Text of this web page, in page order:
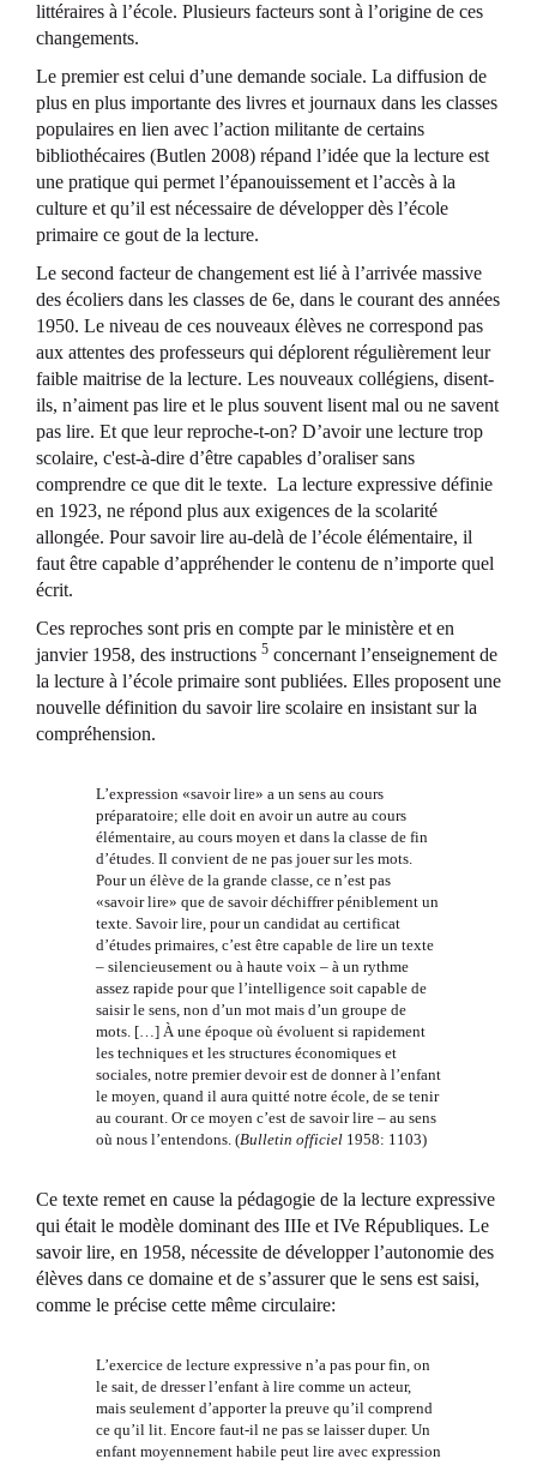
littéraires à l’école. Plusieurs facteurs sont à l’origine de ces
changements.
Le premier est celui d’une demande sociale. La diffusion de
plus en plus importante des livres et journaux dans les classes
populaires en lien avec l’action militante de certains
bibliothécaires (Butlen 2008) répand l’idée que la lecture est
une pratique qui permet l’épanouissement et l’accès à la
culture et qu’il est nécessaire de développer dès l’école
primaire ce gout de la lecture.
Le second facteur de changement est lié à l’arrivée massive
des écoliers dans les classes de 6e, dans le courant des années
1950. Le niveau de ces nouveaux élèves ne correspond pas
aux attentes des professeurs qui déplorent régulièrement leur
faible maitrise de la lecture. Les nouveaux collégiens, disent-
ils, n’aiment pas lire et le plus souvent lisent mal ou ne savent
pas lire. Et que leur reproche-t-on? D’avoir une lecture trop
scolaire, c'est-à-dire d’être capables d’oraliser sans
comprendre ce que dit le texte. La lecture expressive définie
en 1923, ne répond plus aux exigences de la scolarité
allongée. Pour savoir lire au-delà de l’école élémentaire, il
faut être capable d’appréhender le contenu de n’importe quel
écrit.
Ces reproches sont pris en compte par le ministère et en
janvier 1958, des instructions 5 concernant l’enseignement de
la lecture à l’école primaire sont publiées. Elles proposent une
nouvelle définition du savoir lire scolaire en insistant sur la
compréhension.
L’expression «savoir lire» a un sens au cours
préparatoire; elle doit en avoir un autre au cours
élémentaire, au cours moyen et dans la classe de fin
d’études. Il convient de ne pas jouer sur les mots.
Pour un élève de la grande classe, ce n’est pas
«savoir lire» que de savoir déchiffrer péniblement un
texte. Savoir lire, pour un candidat au certificat
d’études primaires, c’est être capable de lire un texte
– silencieusement ou à haute voix – à un rythme
assez rapide pour que l’intelligence soit capable de
saisir le sens, non d’un mot mais d’un groupe de
mots. […] À une époque où évoluent si rapidement
les techniques et les structures économiques et
sociales, notre premier devoir est de donner à l’enfant
le moyen, quand il aura quitté notre école, de se tenir
au courant. Or ce moyen c’est de savoir lire – au sens
où nous l’entendons. (Bulletin officiel 1958: 1103)
Ce texte remet en cause la pédagogie de la lecture expressive
qui était le modèle dominant des IIIe et IVe Républiques. Le
savoir lire, en 1958, nécessite de développer l’autonomie des
élèves dans ce domaine et de s’assurer que le sens est saisi,
comme le précise cette même circulaire:
L’exercice de lecture expressive n’a pas pour fin, on
le sait, de dresser l’enfant à lire comme un acteur,
mais seulement d’apporter la preuve qu’il comprend
ce qu’il lit. Encore faut-il ne pas se laisser duper. Un
enfant moyennement habile peut lire avec expression